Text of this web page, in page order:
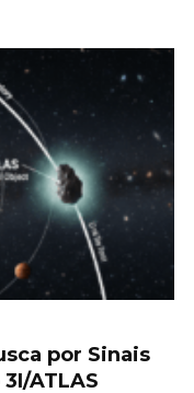
por Sinais
ATLAS